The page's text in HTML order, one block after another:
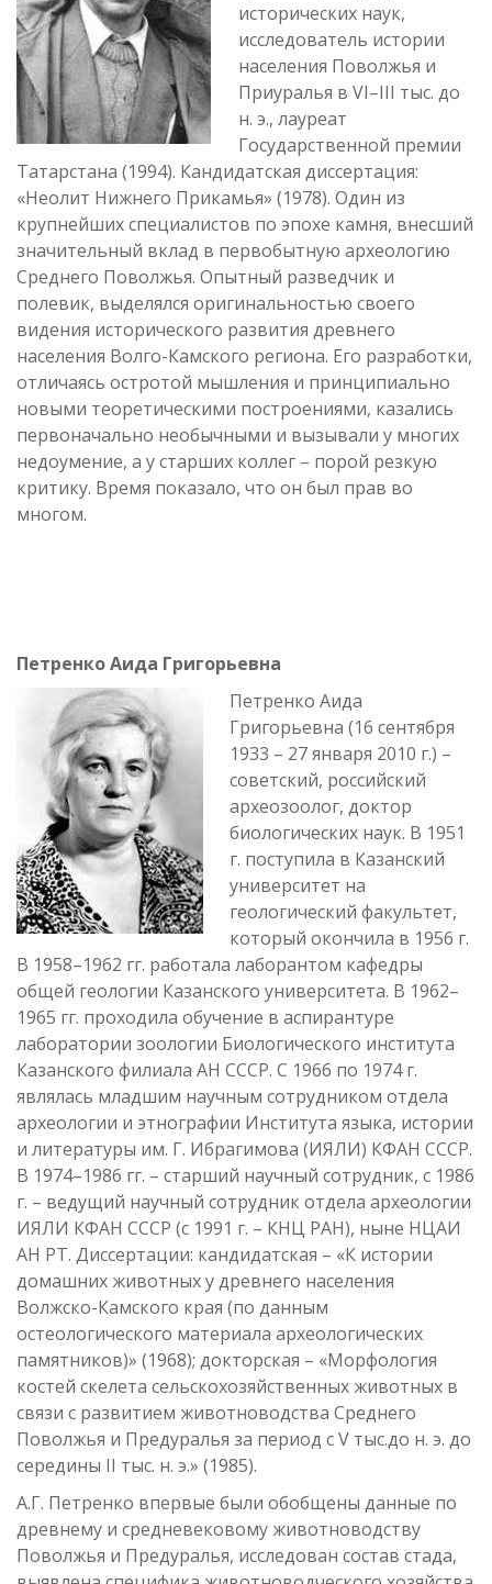
исторических наук,
исследователь истории
населения Поволжья и
Приуралья в VI–III тыс. до
н. э., лауреат
Государственной премии
Татарстана (1994). Кандидатская диссертация:
«Неолит Нижнего Прикамья» (1978). Один из
крупнейших специалистов по эпохе камня, внесший
значительный вклад в первобытную археологию
Среднего Поволжья. Опытный разведчик и
полевик, выделялся оригинальностью своего
видения исторического развития древнего
населения Волго-Камского региона. Его разработки,
отличаясь остротой мышления и принципиально
новыми теоретическими построениями, казались
первоначально необычными и вызывали у многих
недоумение, а у старших коллег – порой резкую
критику. Время показало, что он был прав во
многом.
Петренко Аида Григорьевна
Петренко Аида
Григорьевна (16 сентября
1933 – 27 января 2010 г.) –
советский, российский
археозоолог, доктор
биологических наук. В 1951
г. поступила в Казанский
университет на
геологический факультет,
который окончила в 1956 г.
В 1958–1962 гг. работала лаборантом кафедры
общей геологии Казанского университета. В 1962–
1965 гг. проходила обучение в аспирантуре
лаборатории зоологии Биологического института
Казанского филиала АН СССР. С 1966 по 1974 г.
являлась младшим научным сотрудником отдела
археологии и этнографии Института языка, истории
и литературы им. Г. Ибрагимова (ИЯЛИ) КФАН СССР.
В 1974–1986 гг. – старший научный сотрудник, с 1986
г. – ведущий научный сотрудник отдела археологии
ИЯЛИ КФАН СССР (с 1991 г. – КНЦ РАН), ныне НЦАИ
АН РТ. Диссертации: кандидатская – «К истории
домашних животных у древнего населения
Волжско-Камского края (по данным
остеологического материала археологических
памятников)» (1968); докторская – «Морфология
костей скелета сельскохозяйственных животных в
связи с развитием животноводства Среднего
Поволжья и Предуралья за период с V тыс.до н. э. до
середины II тыс. н. э.» (1985).
А.Г. Петренко впервые были обобщены данные по
древнему и средневековому животноводству
Поволжья и Предуралья, исследован состав стада,